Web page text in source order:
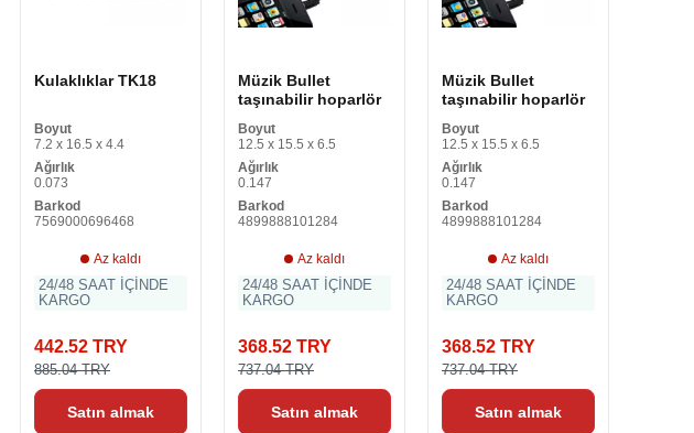
Kulaklıklar TK18
Boyut
7.2 x 16.5 x 4.4
Ağırlık
0.073
Barkod
7569000696468
Az kaldı
24/48 SAAT İÇİNDE
KARGO
442.52 TRY
885.04 TRY
Satın almak
Müzik Bullet
taşınabilir hoparlör
Boyut
12.5 x 15.5 x 6.5
Ağırlık
0.147
Barkod
4899888101284
Az kaldı
24/48 SAAT İÇİNDE
KARGO
368.52 TRY
737.04 TRY
Satın almak
Müzik Bullet
taşınabilir hoparlör
Boyut
12.5 x 15.5 x 6.5
Ağırlık
0.147
Barkod
4899888101284
Az kaldı
24/48 SAAT İÇİNDE
KARGO
368.52 TRY
737.04 TRY
Satın almak